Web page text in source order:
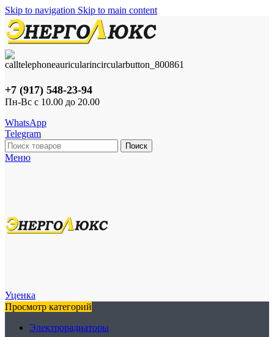
Skip to navigation Skip to main content
+7 (917) 548-23-94
Пн-Вс с 10.00 до 20.00
WhatsApp
Telegram
Поиск
Меню
Уценка
Просмотр категорий
Электрорадиаторы